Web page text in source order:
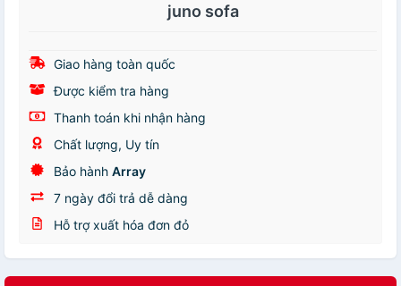
juno sofa
Giao hàng toàn quốc
Được kiểm tra hàng
Thanh toán khi nhận hàng
Chất lượng, Uy tín
Bảo hành Array
7 ngày đổi trả dễ dàng
Hỗ trợ xuất hóa đơn đỏ